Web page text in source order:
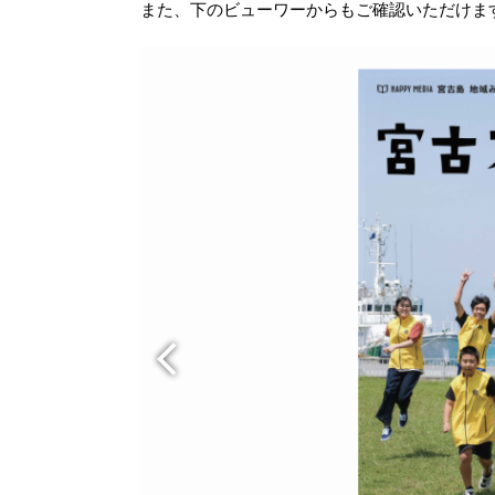
また、下のビューワーからもご確認いただけま